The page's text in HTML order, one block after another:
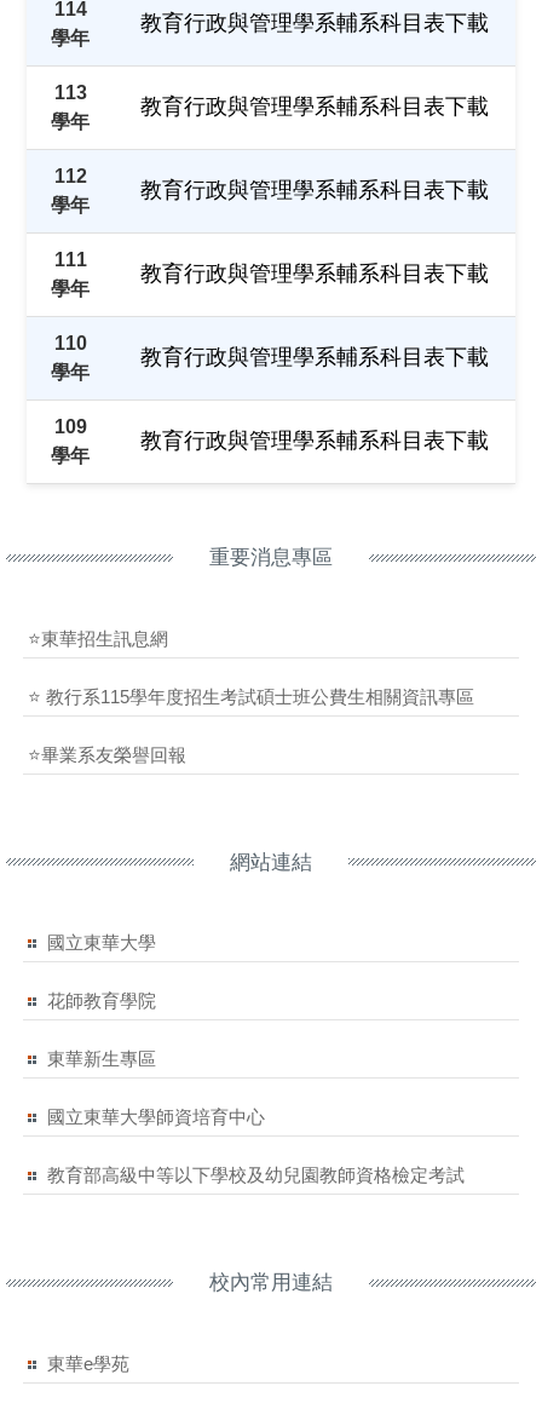
114
學年
教育行政與管理學系輔系科目表下載
113
學年
教育行政與管理學系輔系科目表下載
112
學年
教育行政與管理學系輔系科目表下載
111
學年
教育行政與管理學系輔系科目表下載
110
學年
教育行政與管理學系輔系科目表下載
109
學年
教育行政與管理學系輔系科目表下載
重要消息專區
⭐東華招生訊息網
⭐ 教行系115學年度招生考試碩士班公費生相關資訊專區
⭐畢業系友榮譽回報
網站連結
國立東華大學
花師教育學院
東華新生專區
國立東華大學師資培育中心
教育部高級中等以下學校及幼兒園教師資格檢定考試
校內常用連結
東華e學苑